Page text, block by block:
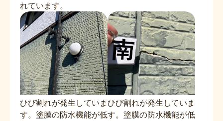
れています。
ひび割れが発生していま
す。塗膜の防水機能が低
ひび割れが発生していま
す。塗膜の防水機能が低